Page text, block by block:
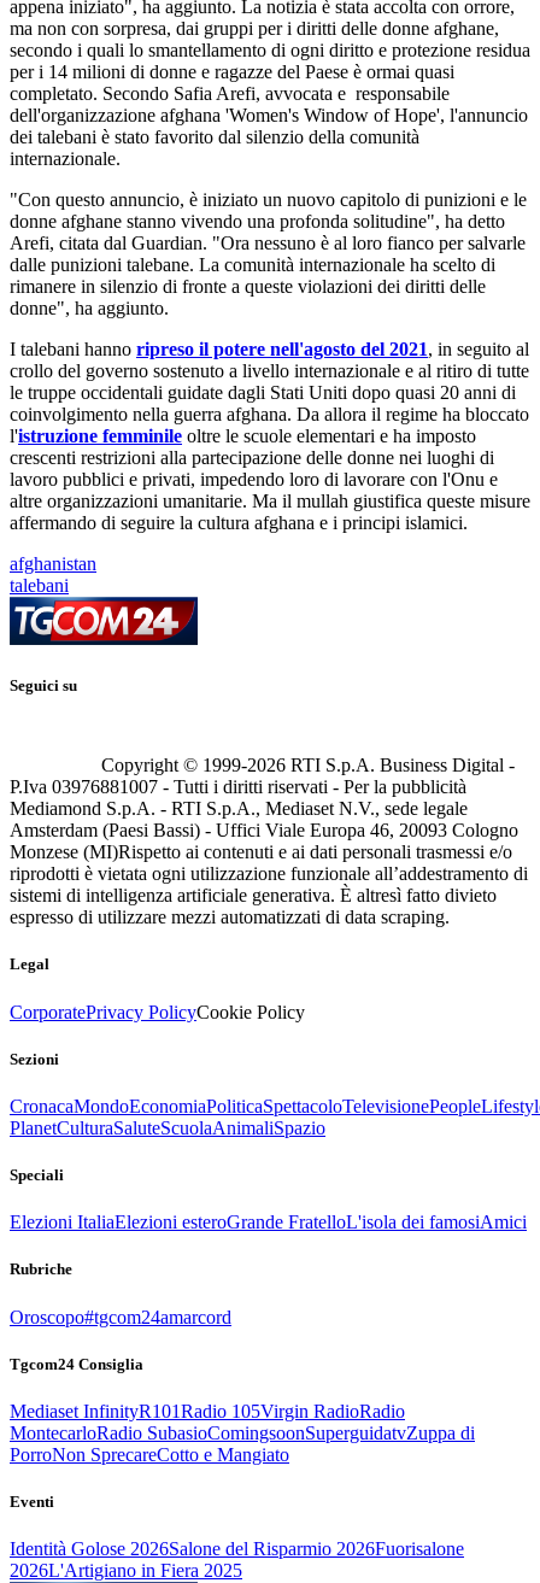
appena iniziato", ha aggiunto. La notizia è stata accolta con orrore,
ma non con sorpresa, dai gruppi per i diritti delle donne afghane,
secondo i quali lo smantellamento di ogni diritto e protezione residua
per i 14 milioni di donne e ragazze del Paese è ormai quasi
completato. Secondo Safia Arefi, avvocata e responsabile
dell'organizzazione afghana 'Women's Window of Hope', l'annuncio
dei talebani è stato favorito dal silenzio della comunità
internazionale.
"Con questo annuncio, è iniziato un nuovo capitolo di punizioni e le
donne afghane stanno vivendo una profonda solitudine", ha detto
Arefi, citata dal Guardian. "Ora nessuno è al loro fianco per salvarle
dalle punizioni talebane. La comunità internazionale ha scelto di
rimanere in silenzio di fronte a queste violazioni dei diritti delle
donne", ha aggiunto.
I talebani hanno ripreso il potere nell'agosto del 2021, in seguito al
crollo del governo sostenuto a livello internazionale e al ritiro di tutte
le truppe occidentali guidate dagli Stati Uniti dopo quasi 20 anni di
coinvolgimento nella guerra afghana. Da allora il regime ha bloccato
l'istruzione femminile oltre le scuole elementari e ha imposto
crescenti restrizioni alla partecipazione delle donne nei luoghi di
lavoro pubblici e privati, impedendo loro di lavorare con l'Onu e
altre organizzazioni umanitarie. Ma il mullah giustifica queste misure
affermando di seguire la cultura afghana e i principi islamici.
afghanistan
talebani
Seguici su
Copyright © 1999-2026 RTI S.p.A. Business Digital -
P.Iva 03976881007 - Tutti i diritti riservati - Per la pubblicità
Mediamond S.p.A. - RTI S.p.A., Mediaset N.V., sede legale
Amsterdam (Paesi Bassi) - Uffici Viale Europa 46, 20093 Cologno
Monzese (MI)Rispetto ai contenuti e ai dati personali trasmessi e/o
riprodotti è vietata ogni utilizzazione funzionale all’addestramento di
sistemi di intelligenza artificiale generativa. È altresì fatto divieto
espresso di utilizzare mezzi automatizzati di data scraping.
Legal
CorporatePrivacy PolicyCookie Policy
Sezioni
CronacaMondoEconomiaPoliticaSpettacoloTelevisionePeople
PlanetCulturaSaluteScuolaAnimaliSpazio
Speciali
Elezioni ItaliaElezioni esteroGrande FratelloL'isola dei famosiAmici
Rubriche
Oroscopo#tgcom24amarcord
Tgcom24 Consiglia
Mediaset InfinityR101Radio 105Virgin RadioRadio
MontecarloRadio SubasioComingsoonSuperguidatvZuppa di
PorroNon SprecareCotto e Mangiato
Eventi
Identità Golose 2026Salone del Risparmio 2026Fuorisalone
2026L'Artigiano in Fiera 2025